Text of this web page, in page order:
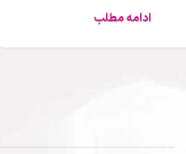
نرم افزار ردیابی
ادامه مطلب